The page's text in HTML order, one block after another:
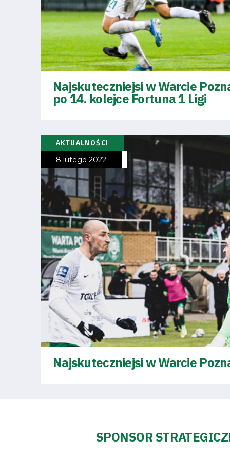
Regulaminy
Aleja
Warciarzy
#WARTOpobrać
pośredników
transakcyjnych
Najskuteczniejsi w Warcie
po 14. kolejce Fortuna 1 Ligi
AKTUALNOŚCI
8 lutego 2022
Najskuteczniejsi w Warcie
SPONSOR